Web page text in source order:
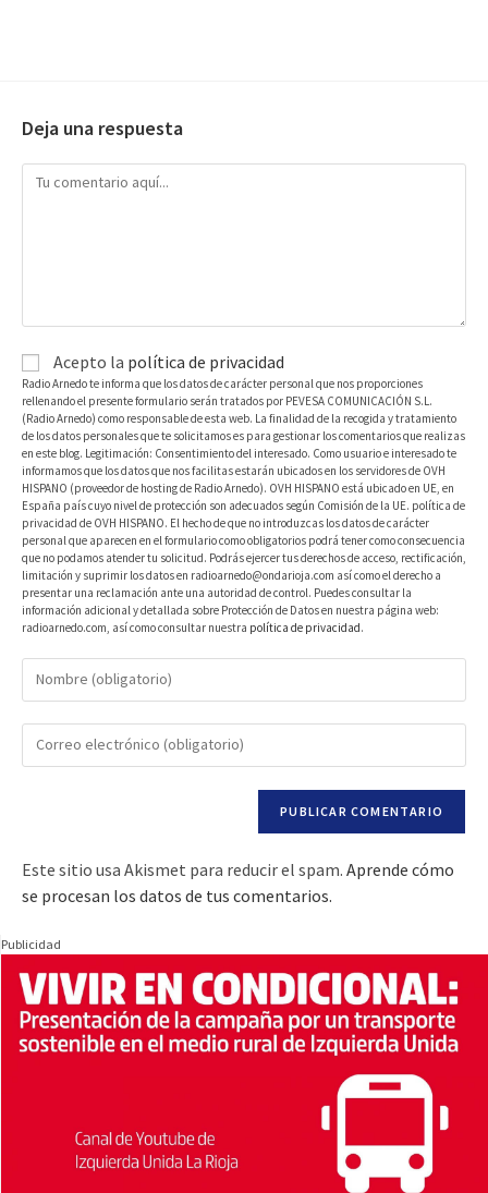
Deja una respuesta
Acepto la política de privacidad
Radio Arnedo te informa que los datos de carácter personal que nos proporciones
rellenando el presente formulario serán tratados por PEVESA COMUNICACIÓN S.L.
(Radio Arnedo) como responsable de esta web. La finalidad de la recogida y tratamiento
de los datos personales que te solicitamos es para gestionar los comentarios que realizas
en este blog. Legitimación: Consentimiento del interesado. Como usuario e interesado te
informamos que los datos que nos facilitas estarán ubicados en los servidores de OVH
HISPANO (proveedor de hosting de Radio Arnedo). OVH HISPANO está ubicado en UE, en
España país cuyo nivel de protección son adecuados según Comisión de la UE. política de
privacidad de OVH HISPANO. El hecho de que no introduzcas los datos de carácter
personal que aparecen en el formulario como obligatorios podrá tener como consecuencia
que no podamos atender tu solicitud. Podrás ejercer tus derechos de acceso, rectificación,
limitación y suprimir los datos en radioarnedo@ondarioja.com así como el derecho a
presentar una reclamación ante una autoridad de control. Puedes consultar la
información adicional y detallada sobre Protección de Datos en nuestra página web:
radioarnedo.com, así como consultar nuestra política de privacidad.
Este sitio usa Akismet para reducir el spam. Aprende cómo
se procesan los datos de tus comentarios.
Publicidad